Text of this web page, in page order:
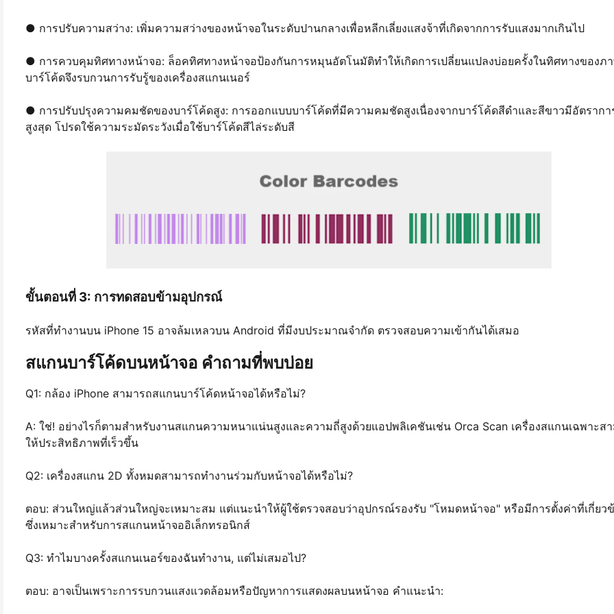
● การปรับความสว่าง: เพิ่มความสว่างของหน้าจอในระดับปานกลางเพื่อหลีกเลี่ยงแสงจ้าที่เกิดจากการรับแสงมากเกินไป
● การควบคุมทิศทางหน้าจอ: ล็อคทิศทางหน้าจอป้องกันการหมุนอัตโนมัติทำให้เกิดการเปลี่ยนแปลงบ่อยครั้งในทิศทางของภ
บาร์โค้ดจึงรบกวนการรับรู้ของเครื่องสแกนเนอร์
● การปรับปรุงความคมชัดของบาร์โค้ดสูง: การออกแบบบาร์โค้ดที่มีความคมชัดสูงเนื่องจากบาร์โค้ดสีดำและสีขาวมีอัตรากา
สูงสุด โปรดใช้ความระมัดระวังเมื่อใช้บาร์โค้ดสีไล่ระดับสี
ขั้นตอนที่ 3: การทดสอบข้ามอุปกรณ์
รหัสที่ทำงานบน iPhone 15 อาจล้มเหลวบน Android ที่มีงบประมาณจำกัด ตรวจสอบความเข้ากันได้เสมอ
สแกนบาร์โค้ดบนหน้าจอ คำถามที่พบบ่อย
Q1: กล้อง iPhone สามารถสแกนบาร์โค้ดหน้าจอได้หรือไม่?
A: ใช่! อย่างไรก็ตามสำหรับงานสแกนความหนาแน่นสูงและความถี่สูงด้วยแอปพลิเคชันเช่น Orca Scan เครื่องสแกนเฉพาะส
ให้ประสิทธิภาพที่เร็วขึ้น
Q2: เครื่องสแกน 2D ทั้งหมดสามารถทำงานร่วมกับหน้าจอได้หรือไม่?
ตอบ: ส่วนใหญ่แล้วส่วนใหญ่จะเหมาะสม แต่แนะนำให้ผู้ใช้ตรวจสอบว่าอุปกรณ์รองรับ "โหมดหน้าจอ" หรือมีการตั้งค่าที่เกี่ยว
ซึ่งเหมาะสำหรับการสแกนหน้าจออิเล็กทรอนิกส์
Q3: ทำไมบางครั้งสแกนเนอร์ของฉันทำงาน, แต่ไม่เสมอไป?
ตอบ: อาจเป็นเพราะการรบกวนแสงแวดล้อมหรือปัญหาการแสดงผลบนหน้าจอ คำแนะนำ: